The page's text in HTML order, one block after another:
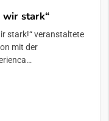
wir stark“
stark!“ veranstaltete
mit der